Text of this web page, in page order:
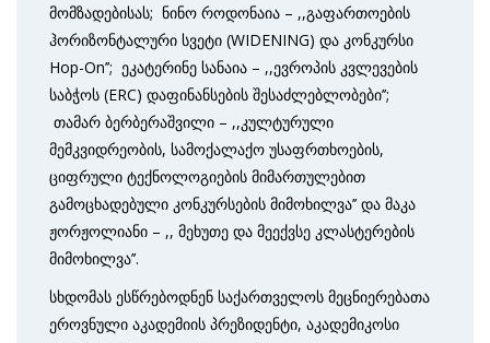
მომზადებისას; ნინო როდონაია – ,,გაფართოების
ჰორიზონტალური სვეტი (WIDENING) და კონკურსი
Hop-On’’; ეკატერინე სანაია – ,,ევროპის კვლევების
საბჭოს (ERC) დაფინანსების შესაძლებლობები’’;
თამარ ბერბერაშვილი – ,,კულტურული
მემკვიდრეობის, სამოქალაქო უსაფრთხოების,
ციფრული ტექნოლოგიების მიმართულებით
გამოცხადებული კონკურსების მიმოხილვა’’ და მაკა
ჟორჟოლიანი – ,, მეხუთე და მეექვსე კლასტერების
მიმოხილვა’’.
სხდომას ესწრებოდნენ საქართველოს მეცნიერებათა
ეროვნული აკადემიის პრეზიდენტი, აკადემიკოსი